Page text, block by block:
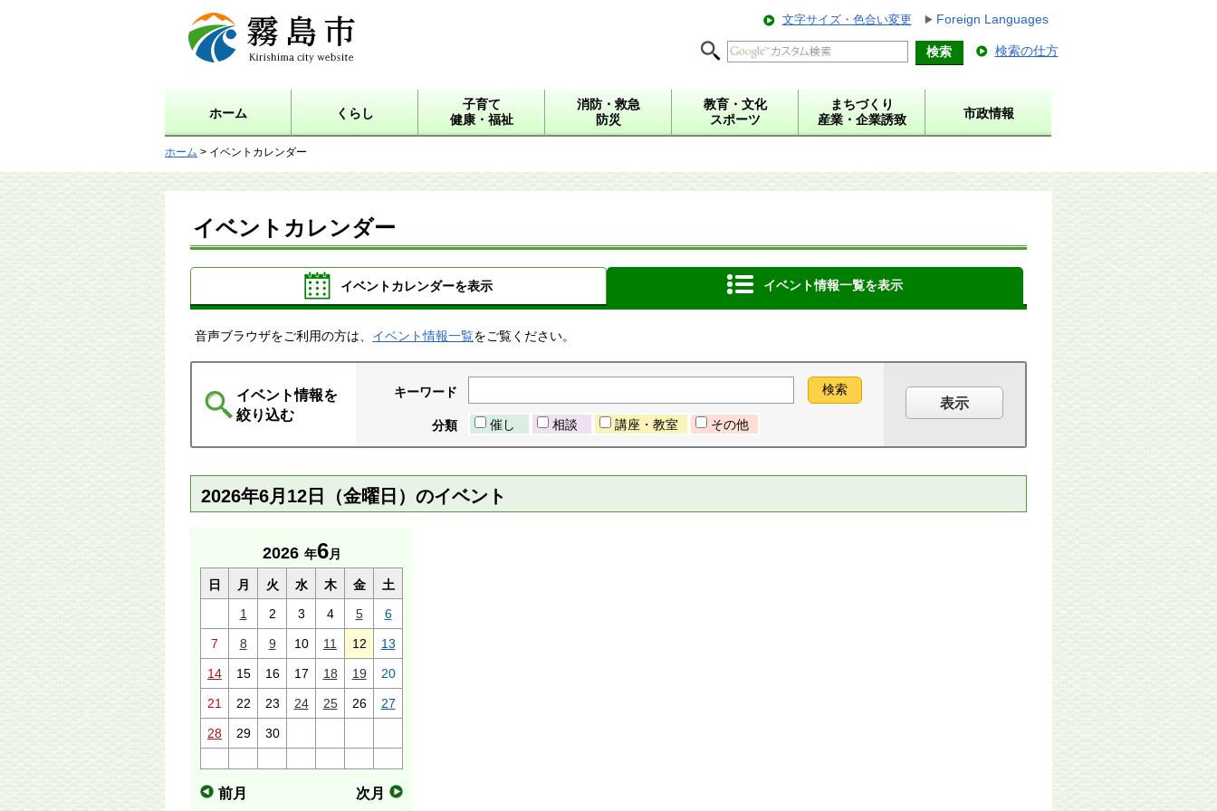
霧島市 Kirishima city
website
文字サイズ・色合い変更 Foreign Languages
検索の仕方
ホーム くらし
子育て
健康・福祉
消防・救急
防災
教育・文化
スポーツ
まちづくり
産業・企業誘致
市政情報
ホーム > イベントカレンダー
イベントカレンダー
イベントカレンダーを表示 イベント情報一覧を表示
音声ブラウザをご利用の方は、 イベント情報一覧をご覧ください。
イベント情報を
絞り込む
キーワード
分類 催し 相談 講座・教室 その他
2026年6月12日（金曜日）のイベント
2026 年6月
日 月 火 水 木 金
土
1
2 3 4 5 6
7 8 9 10 11 12 13
14 15 16 17 18 19 20
21 22 23 24 25 26 27
28 29 30
前月 次月